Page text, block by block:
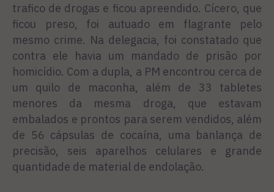
trafico de drogas e ficou apreendido. Cícero, que
ficou preso, foi autuado em flagrante pelo
mesmo crime. Na delegacia, foi constatado que
contra ele havia um mandado de prisão por
homicídio. Com a dupla, a PM encontrou cerca de
um quilo de maconha, além de 33 tabletes
menores da mesma droga, que estavam
embalados e prontos para serem vendidos, além
de 56 cápsulas de cocaína, uma banlança de
precisão, seis aparelhos celulares e grande
quantidade de material de endolação.